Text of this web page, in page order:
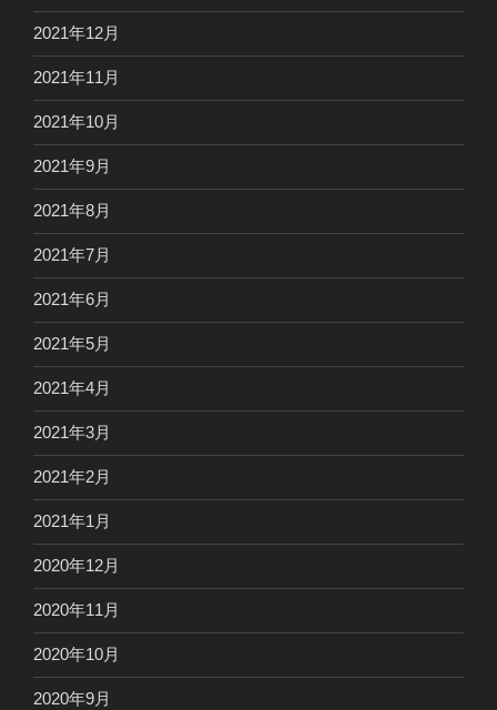
2021年12月
2021年11月
2021年10月
2021年9月
2021年8月
2021年7月
2021年6月
2021年5月
2021年4月
2021年3月
2021年2月
2021年1月
2020年12月
2020年11月
2020年10月
2020年9月